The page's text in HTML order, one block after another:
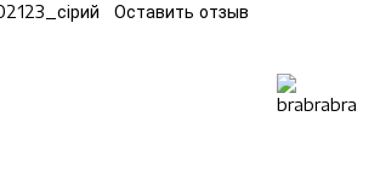
Оставить отзыв